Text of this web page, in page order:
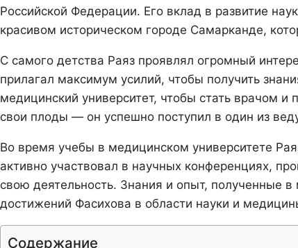
Российской Федерации. Его вклад в развитие
красивом историческом городе Самарканде,
С самого детства Раяз проявлял огромный
прилагал максимум усилий, чтобы получить
медицинский университет, чтобы стать врачом
свои плоды — он успешно поступил в один из
Во время учебы в медицинском университете
активно участвовал в научных конференциях,
свою деятельность. Знания и опыт, полученные
достижений Фасихова в области науки и
Содержание